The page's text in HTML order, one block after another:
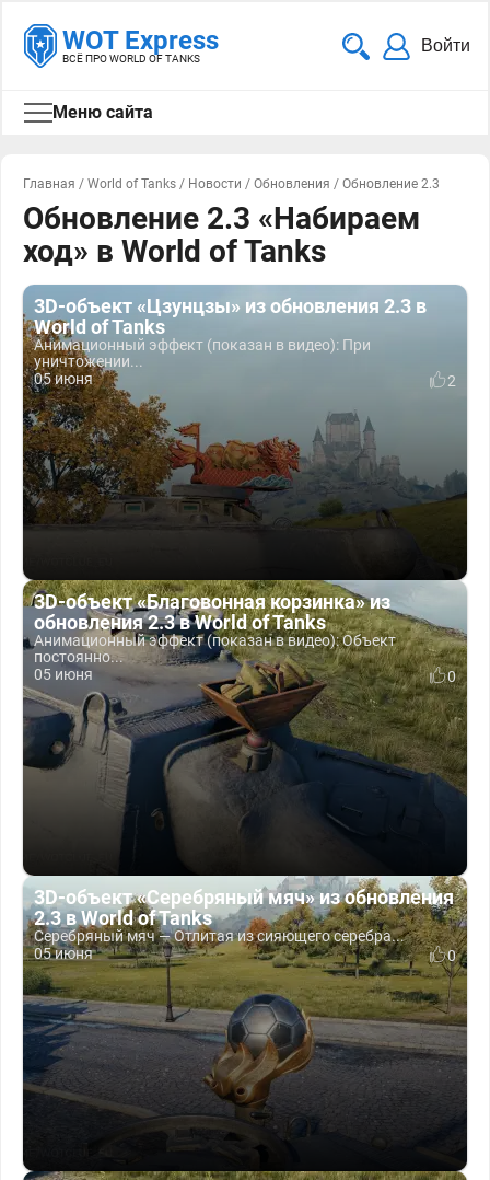
WOT Express
ВСЁ ПРО WORLD OF TANKS
Войти
Меню сайта
Главная / World of Tanks / Новости / Обновления / Обновление 2.3
Обновление 2.3 «Набираем
ход» в World of Tanks
3D-объект «Цзунцзы» из обновления 2.3 в
World of Tanks
Анимационный эффект (показан в видео): При
уничтожении...
05 июня
2
3D-объект «Благовонная корзинка» из
обновления 2.3 в World of Tanks
Анимационный эффект (показан в видео): Объект
постоянно...
05 июня
0
3D-объект «Серебряный мяч» из обновления
2.3 в World of Tanks
Серебряный мяч — Отлитая из сияющего серебра...
05 июня
0